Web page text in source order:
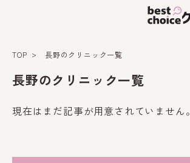
TOP 長野のクリニック一覧
長野のクリニック一覧
現在はまだ記事が用意されていません。